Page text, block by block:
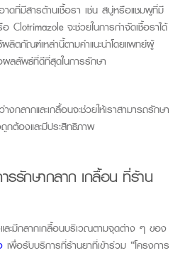
ดที่มีสารต้านเชื้อรา เช่น สบู่หรือแชมพูที่มี
อ Clotrimazole จะช่วยในการกำจัดเชื้อราได้
ตภัณฑ์เหล่านี้ตามคำแนะนำโดยแพทย์ผู้
ลลัพธ์ที่ดีที่สุดในการรักษา
งกลากและเกลื้อนจะช่วยให้เราสามารถรักษา
กต้องและมีประสิทธิภาพ
รรักษากลาก เกลื้อน ที่ร้าน
มีกลากเกลื้อนบริเวณตามจุดต่าง ๆ ของ
เพื่อรับบริการที่ร้านยาที่เข้าร่วม “โครงการ